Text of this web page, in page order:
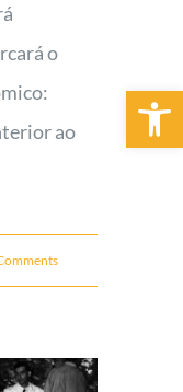
o
ao